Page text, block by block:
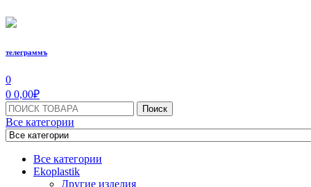
телеграммъ
МЕНЮ
0
0 0,00₽
Поиск:
Поиск
Все категории
Все категории
Ekoplastik
Другие изделия